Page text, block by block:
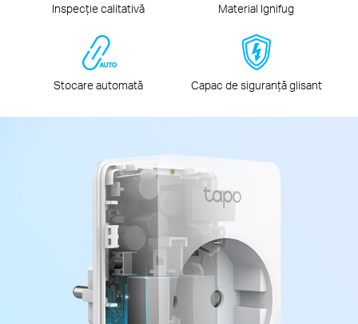
Inspecție calitativă Material Ignifug
Stocare automată Capac de siguranță glisant